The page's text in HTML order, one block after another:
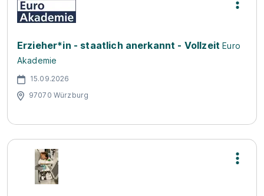
Erzieher*in - staatlich anerkannt - Vollzeit Euro
Akademie
15.09.2026
97070 Würzburg